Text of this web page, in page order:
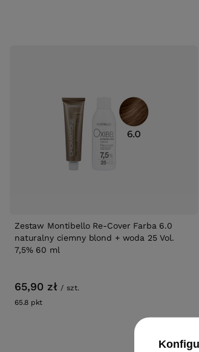
Zestaw Montibello Re-Cover Farba 6.0
naturalny ciemny blond + woda 25 Vol.
7,5% 60 ml
65,90 zł / szt.
65.8 pkt